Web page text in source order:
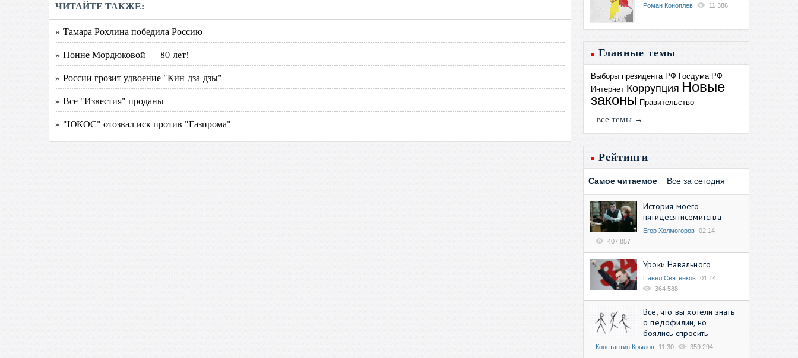
ЧИТАЙТЕ ТАКЖЕ:
» Тамара Рохлина победила Россию
» Нонне Мордюковой — 80 лет!
» России грозит удвоение "Кин-дза-дзы"
» Все "Известия" проданы
» "ЮКОС" отозвал иск против "Газпрома"
Роман Коноплев 11 386
Главные темы
Выборы президента РФ Госдума РФ
Интернет Коррупция Новые
законы Правительство
все темы →
Рейтинги
Самое читаемое Все за сегодня
История моего
пятидесятисемитства
Егор Холмогоров 02:14
407 857
Уроки Навального
Павел Святенков 01:14
364 588
Всё, что вы хотели знать
о педофилии, но
боялись спросить
Константин Крылов 11:30 359 294